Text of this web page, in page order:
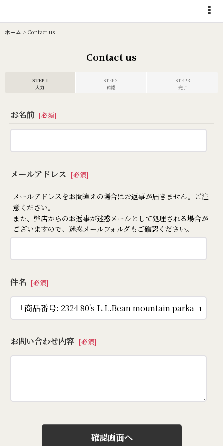
ホーム > Contact us
Contact us
STEP 1
入力
STEP 2
確認
STEP 3
完了
お名前 [必須]
メールアドレス [必須]
メールアドレスをお間違えの場合はお返事が届きません。ご注
意ください。
また、弊店からのお返事が迷惑メールとして処理される場合が
ございますので、迷惑メールフォルダもご確認ください。
件名 [必須]
お問い合わせ内容 [必須]
確認画面へ